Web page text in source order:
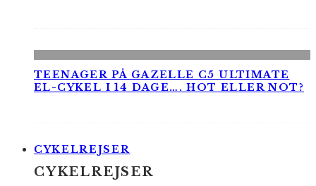
TEENAGER PÅ GAZELLE C5 ULTIMATE
EL-CYKEL I 14 DAGE…. HOT ELLER NOT?
CYKELREJSER
CYKELREJSER